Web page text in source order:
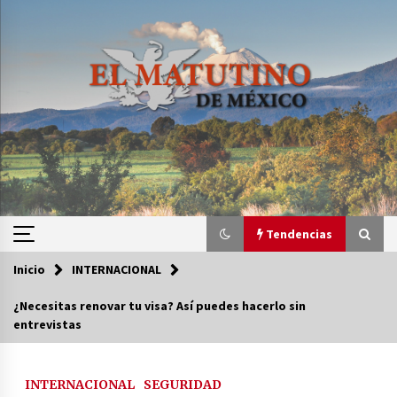
Tendencias
Tendencias
Inicio INTERNACIONAL
¿Necesitas renovar tu visa? Así puedes hacerlo sin
entrevistas
INTERNACIONAL SEGURIDAD